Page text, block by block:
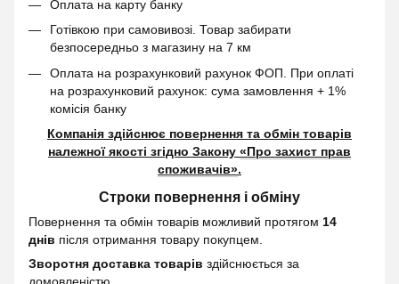
Оплата на карту банку
Готівкою при самовивозі. Товар забирати
безпосередньо з магазину на 7 км
Оплата на розрахунковий рахунок ФОП. При оплаті
на розрахунковий рахунок: сума замовлення + 1%
комісія банку
Компанія здійснює повернення та обмін товарів
належної якості згідно Закону «Про захист прав
споживачів».
Строки повернення і обміну
Повернення та обмін товарів можливий протягом 14
днів після отримання товару покупцем.
Зворотня доставка товарів здійснюється за